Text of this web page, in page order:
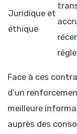
Juridique et
éthique
Face à ces
d’un
meilleure
auprès des